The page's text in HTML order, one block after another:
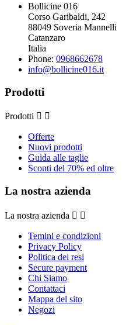
Bollicine 016
Corso Garibaldi, 242
88049 Soveria Mannelli
Catanzaro
Italia
Phone: 0968662678
info@bollicine016.it
Prodotti
Prodotti  
Offerte
Nuovi prodotti
Guida alle taglie
Sconti del 70% ed oltre
La nostra azienda
La nostra azienda  
Temini e condizioni
Privacy Policy
Politica dei resi
Secure payment
Chi Siamo
Contattaci
Mappa del sito
Negozi